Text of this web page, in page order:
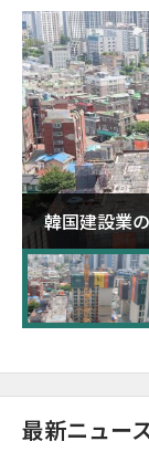
韓国建設業
超が「ゾン
最新ニュー